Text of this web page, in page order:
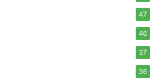
47
46
37
36